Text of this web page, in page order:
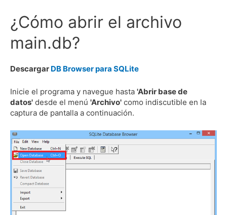
¿Cómo abrir el archivo
main.db?
Descargar DB Browser para SQLite
Inicie el programa y navegue hasta 'Abrir base de
datos' desde el menú 'Archivo' como indiscutible en la
captura de pantalla a continuación.